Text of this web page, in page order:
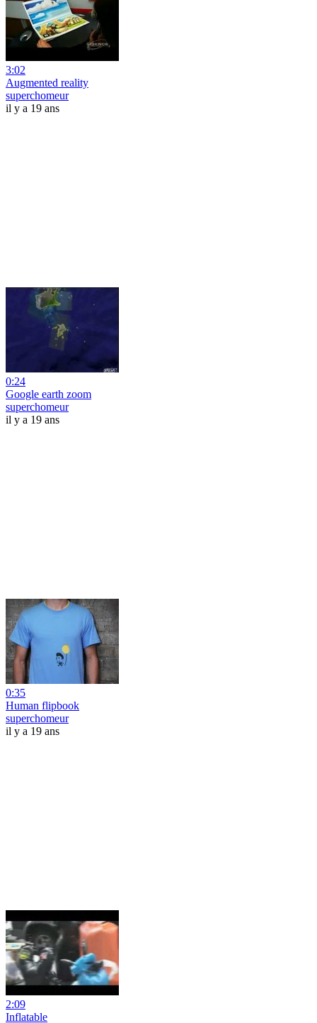
3:02
Augmented reality
superchomeur
il y a 19 ans
0:24
Google earth zoom
superchomeur
il y a 19 ans
0:35
Human flipbook
superchomeur
il y a 19 ans
2:09
Inflatable